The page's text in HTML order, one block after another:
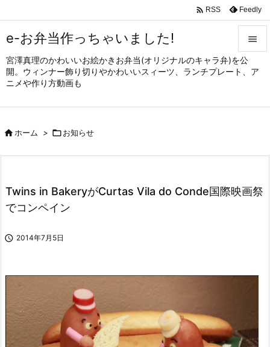
e-お弁当作っちゃいました!
宮澤真理のかわいいお絵かきお弁当(オリジナルのキャラ弁)を公
開。ウィンナー飾り切りやかわいいスィーツ、ランチプレート、ア
ニメや作り方動画も


メニュ
サイド


検索
 RSS Feedly
ホーム > お知らせ
Twins in BakeryがCurtas Vila do Conde国際映画祭
でコンペイン
 2014年7月5日